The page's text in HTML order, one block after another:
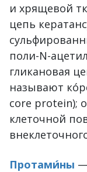
и хрящевой
цепь
поли-N-
гликановая
называют
core protein);
клеточной
Протами́ны